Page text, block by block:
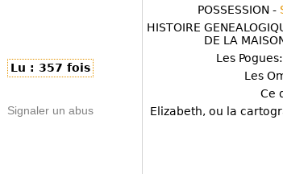
Lu : 357 fois
Signaler un abus
POSSESSION -
HISTOIRE
DE LA
Les
Les
Ce
Elizabeth, ou la